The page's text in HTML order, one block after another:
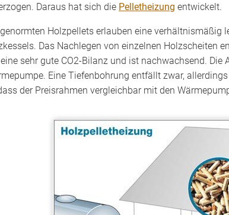
Daraus hat sich die Pelletheizung entwickelt.
Holzpellets erlauben eine
Das Nachlegen von einzelnen Holzscheiten
sehr gute CO2-Bilanz und ist nachwachsend.
Eine Tiefenbohrung entfällt zwar,
der Preisrahmen vergleichbar mit den